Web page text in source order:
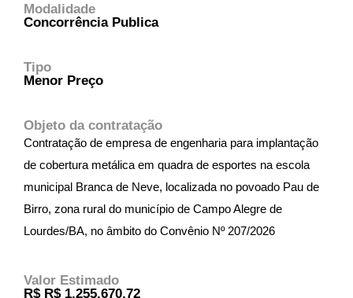
Modalidade
Concorrência Publica
Tipo
Menor Preço
Objeto da contratação
Contratação de empresa de engenharia para implantação
de cobertura metálica em quadra de esportes na escola
municipal Branca de Neve, localizada no povoado Pau de
Birro, zona rural do município de Campo Alegre de
Lourdes/BA, no âmbito do Convênio Nº 207/2026
Valor Estimado
R$ R$ 1.255.670,72